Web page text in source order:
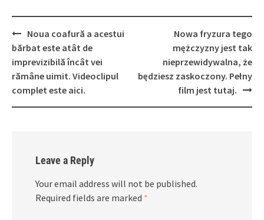
Post
navigation
Noua coafură a acestui
bărbat este atât de
imprevizibilă încât vei
rămâne uimit. Videoclipul
complet este aici.
Nowa fryzura tego
mężczyzny jest tak
nieprzewidywalna, że
będziesz zaskoczony. Pełny
film jest tutaj.
Leave a Reply
Your email address will not be published.
Required fields are marked *